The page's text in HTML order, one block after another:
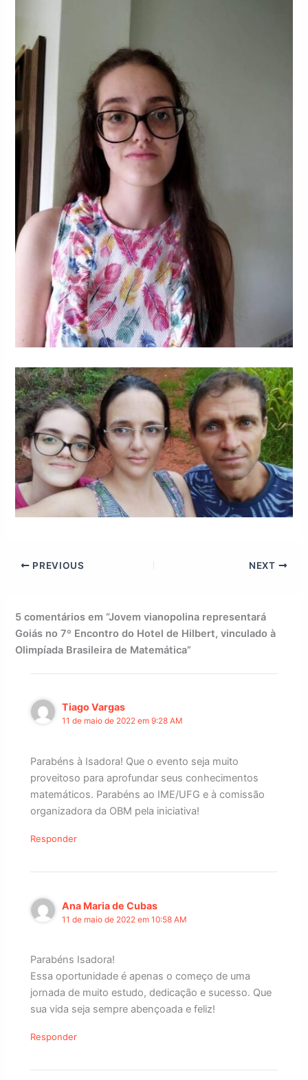
PREVIOUS NEXT
5 comentários em “Jovem vianopolina representará
Goiás no 7º Encontro do Hotel de Hilbert, vinculado à
Olimpíada Brasileira de Matemática”
Tiago Vargas
11 de maio de 2022 em 9:28 AM
Parabéns à Isadora! Que o evento seja muito
proveitoso para aprofundar seus conhecimentos
matemáticos. Parabéns ao IME/UFG e à comissão
organizadora da OBM pela iniciativa!
Responder
Ana Maria de Cubas
11 de maio de 2022 em 10:58 AM
Parabéns Isadora!
Essa oportunidade é apenas o começo de uma
jornada de muito estudo, dedicação e sucesso. Que
sua vida seja sempre abençoada e feliz!
Responder